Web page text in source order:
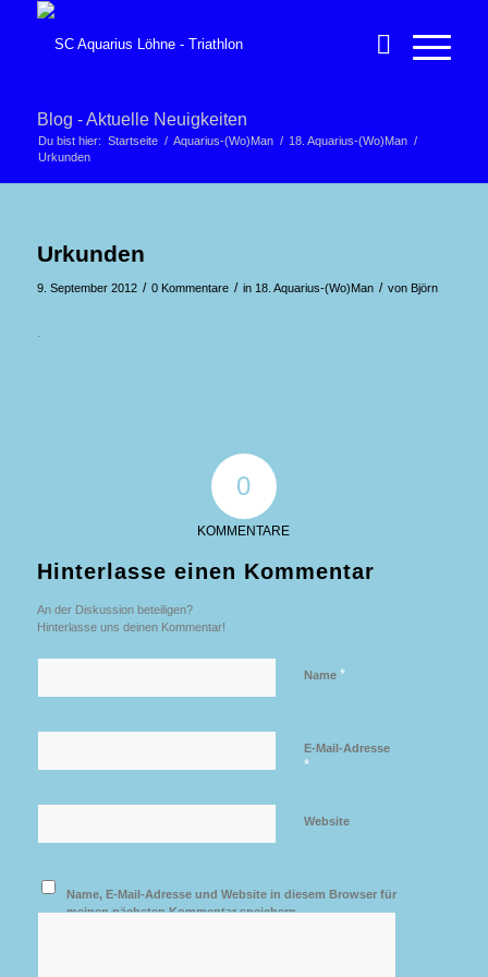
Blog - Aktuelle Neuigkeiten
Du bist hier: Startseite / Aquarius-(Wo)Man / 18. Aquarius-(Wo)Man /
Urkunden
Urkunden
9. September 2012 / 0 Kommentare / in 18. Aquarius-(Wo)Man / von Björn
.
0
KOMMENTARE
Hinterlasse einen Kommentar
An der Diskussion beteiligen?
Hinterlasse uns deinen Kommentar!
Name *
E-Mail-Adresse
*
Website
Name, E-Mail-Adresse und Website in diesem Browser für
meinen nächsten Kommentar speichern.